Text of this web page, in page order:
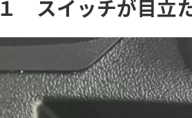
１ スイッチが目立